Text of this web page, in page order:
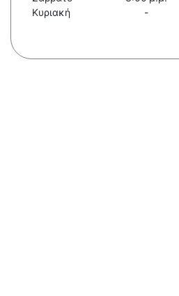
Κυριακή
-